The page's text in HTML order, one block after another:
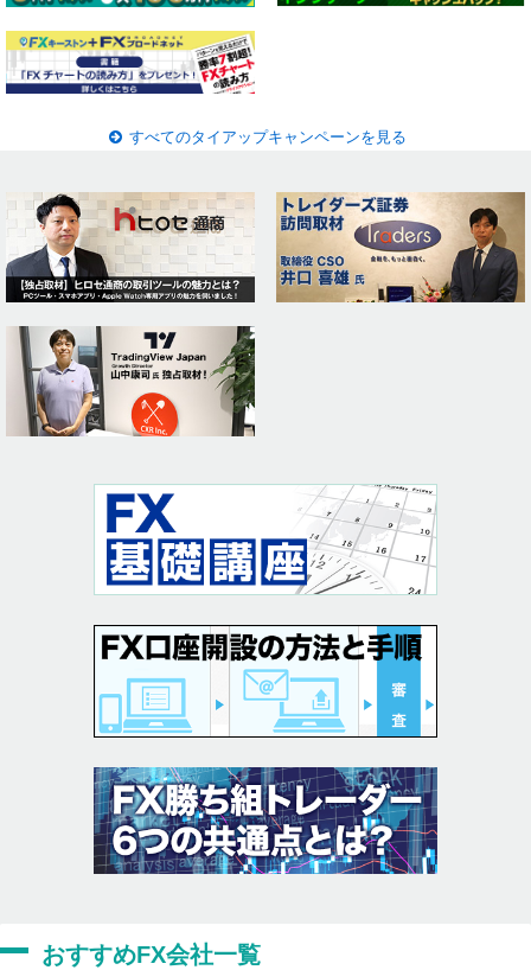
すべてのタイアップキャンペーンを見る
おすすめFX会社一覧